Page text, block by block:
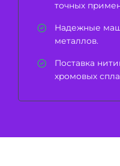
точных
Надежные
металлов.
Поставка
хромовых